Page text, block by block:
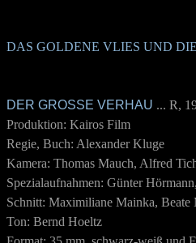
DAS GOLDENE VLIES UND
DER GROSSE VERHAU ... R,
Produktion: Kairos Film
Regie, Buch: Alexander Kluge
Kamera: Thomas Mauch, Alfred
Spezialaufnahmen: Günter
Schnitt: Maximiliane Mainka, Beate
Ton: Bernd Hoeltz